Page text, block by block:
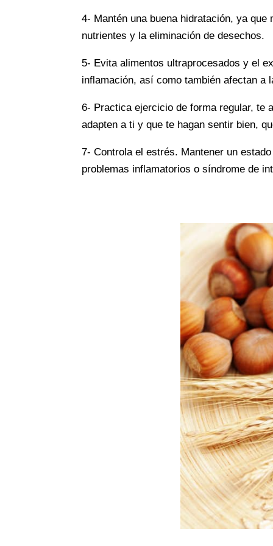
4- Mantén una buena hidratación, ya
nutrientes y la eliminación de desechos.
5- Evita alimentos ultraprocesados y el
inflamación, así como también afectan a
6- Practica ejercicio de forma regular, te
adapten a ti y que te hagan sentir bien,
7- Controla el estrés. Mantener un
problemas inflamatorios o síndrome de